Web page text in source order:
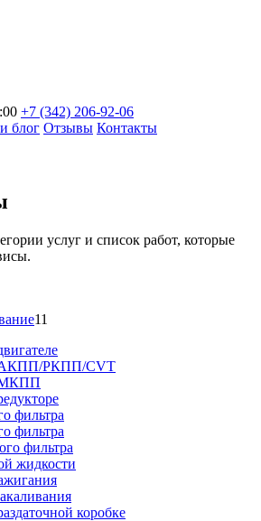
+7 (342) 206-92-06
блог Отзывы Контакты
услуг и список работ, которые
11
АКПП/РКПП/CVT
МКПП
фильтра
фильтра
фильтра
жидкости
коробке